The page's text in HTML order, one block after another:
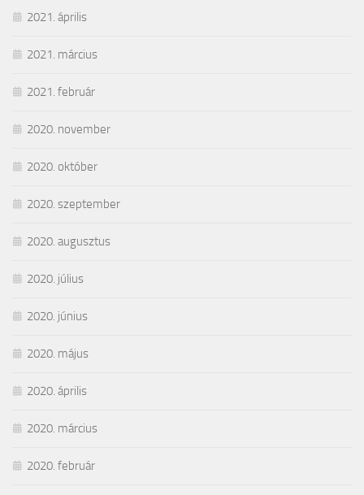
2021. április
2021. március
2021. február
2020. november
2020. október
2020. szeptember
2020. augusztus
2020. július
2020. június
2020. május
2020. április
2020. március
2020. február